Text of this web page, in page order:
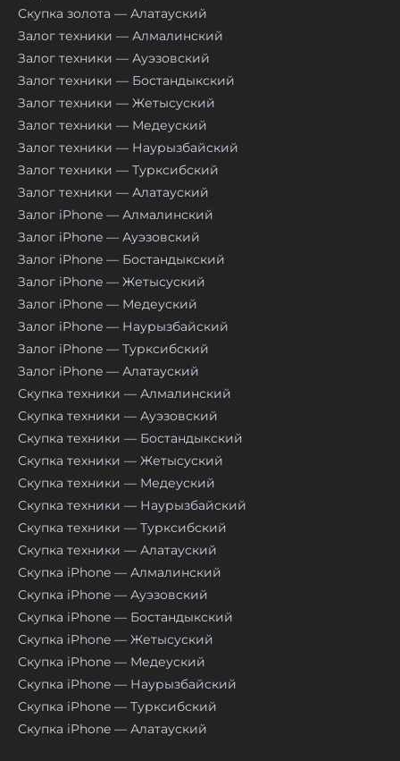
Скупка золота — Алатауский
Залог техники — Алмалинский
Залог техники — Ауэзовский
Залог техники — Бостандыкский
Залог техники — Жетысуский
Залог техники — Медеуский
Залог техники — Наурызбайский
Залог техники — Турксибский
Залог техники — Алатауский
Залог iPhone — Алмалинский
Залог iPhone — Ауэзовский
Залог iPhone — Бостандыкский
Залог iPhone — Жетысуский
Залог iPhone — Медеуский
Залог iPhone — Наурызбайский
Залог iPhone — Турксибский
Залог iPhone — Алатауский
Скупка техники — Алмалинский
Скупка техники — Ауэзовский
Скупка техники — Бостандыкский
Скупка техники — Жетысуский
Скупка техники — Медеуский
Скупка техники — Наурызбайский
Скупка техники — Турксибский
Скупка техники — Алатауский
Скупка iPhone — Алмалинский
Скупка iPhone — Ауэзовский
Скупка iPhone — Бостандыкский
Скупка iPhone — Жетысуский
Скупка iPhone — Медеуский
Скупка iPhone — Наурызбайский
Скупка iPhone — Турксибский
Скупка iPhone — Алатауский